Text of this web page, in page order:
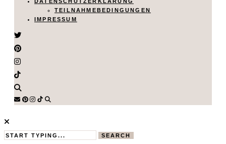
TEILNAHMEBEDINGUNGEN
IMPRESSUM
SEARCH